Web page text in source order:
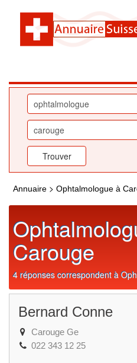
Annuaire > Ophtalmologue à
Carouge
4 réponses correspondent à
Bernard Conne
Carouge Ge
022 343 12 25